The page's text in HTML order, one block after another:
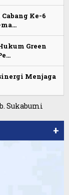
Ke-6
Green
Menjaga
+